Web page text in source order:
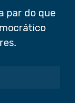
par do que